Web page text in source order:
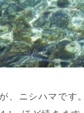
、ニシハマです